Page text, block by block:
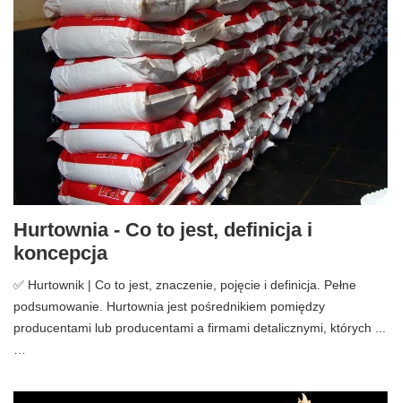
Hurtownia - Co to jest, definicja i
koncepcja
✅ Hurtownik | Co to jest, znaczenie, pojęcie i definicja. Pełne
podsumowanie. Hurtownia jest pośrednikiem pomiędzy
producentami lub producentami a firmami detalicznymi, których ...